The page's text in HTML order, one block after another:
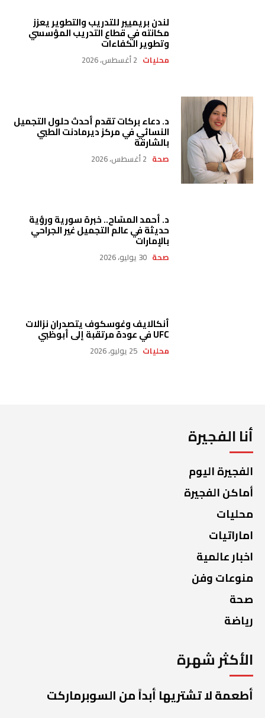
لندن بريميير للتدريب والتطوير يعزز
مكانته في قطاع التدريب المؤسسي
وتطوير الكفاءات
محليات 2 أغسطس، 2026
د. دعاء بركات تقدم أحدث حلول التجميل
النسائي في مركز ديرمادنت الطبي
بالشارقة
صحة 2 أغسطس، 2026
د. أحمد المسّاح.. خبرة سورية ورؤية
حديثة في عالم التجميل غير الجراحي
بالإمارات
صحة 30 يوليو، 2026
أنكالايف وغوسكوف يتصدران نزالات
UFC في عودة مرتقبة إلى أبوظبي
محليات 25 يوليو، 2026
أنا الفجيرة
الفجيرة اليوم
أماكن الفجيرة
محليات
اماراتيات
اخبار عالمية
منوعات وفن
صحة
رياضة
الأكثر شهرة
أطعمة لا تشتريها أبداً من السوبرماركت